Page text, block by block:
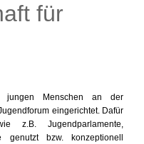
für
jungen Menschen an der
eingerichtet. Dafür
z.B. Jugendparlamente,
genutzt bzw. konzeptionell